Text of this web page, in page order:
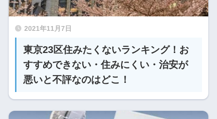
2021年11月7日
東京23区住みたくないランキング！お
すすめできない・住みにくい・治安が
悪いと不評なのはどこ！